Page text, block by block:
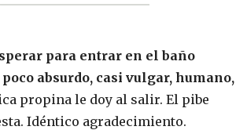
para entrar en el baño
absurdo, casi vulgar, humano,
propina le doy al salir. El pibe
Idéntico agradecimiento.